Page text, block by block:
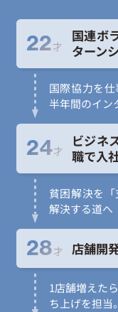
22才
国連ボ
ターン
国際協力を
半年間のイン
24才
ビジネ
職で入
貧困解決を
解決する道へ
28才 店舗開
1店舗増えた
ち上げを担当